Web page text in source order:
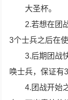
大圣杯。
2.若想在团
3个士兵之后在使
3.后期团战
唤士兵，保证有
4.团战开始